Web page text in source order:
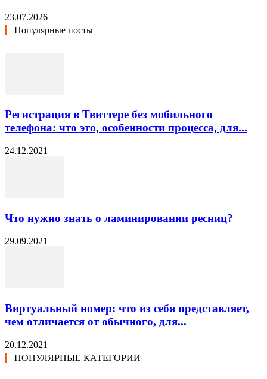
23.07.2026
Популярные посты
Регистрация в Твиттере без мобильного
телефона: что это, особенности процесса, для...
24.12.2021
Что нужно знать о ламинировании ресниц?
29.09.2021
Виртуальный номер: что из себя представляет,
чем отличается от обычного, для...
20.12.2021
ПОПУЛЯРНЫЕ КАТЕГОРИИ